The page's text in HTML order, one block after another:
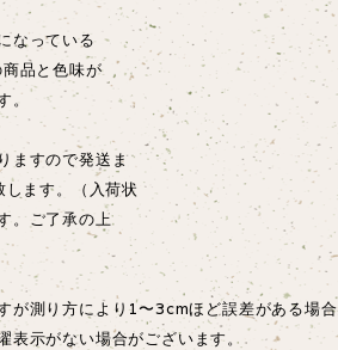
なっている
品と色味が
。
ますので発送ま
ます。（入荷状
。ご了承の上
が測り方により1〜3cmほど誤差がある場合
表示がない場合がございます。